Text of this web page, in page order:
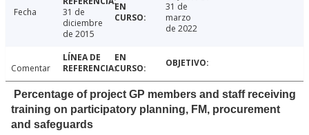
Fecha
31 de
diciembre
de 2015
31 de
marzo
de 2022
Comentar
Percentage of project GP members and staff receiving
training on participatory planning, FM, procurement
and safeguards